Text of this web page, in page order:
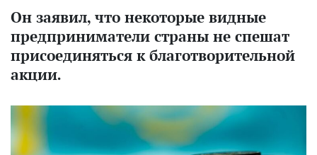
Он заявил, что некоторые видные
предприниматели страны не спешат
присоединяться к благотворительной
акции.